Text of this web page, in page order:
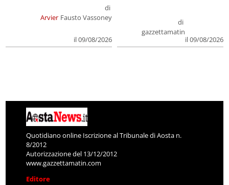
Arvier
di
Fausto Vassoney
il 09/08/2026
di
gazzettamatin
il 09/08/2026
Quotidiano online Iscrizione al Tribunale di Aosta n.
8/2012
Autorizzazione del 13/12/2012
www.gazzettamatin.com
Editore